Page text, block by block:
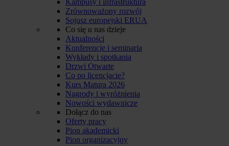
Zrównoważony rozwój
Sojusz europejski ERUA
Co się u nas dzieje
Aktualności
Konferencje i seminaria
Wykłady i spotkania
Drzwi Otwarte
Co po licencjacie?
Kurs Matura 2026
Nagrody i wyróżnienia
Nowości wydawnicze
Dołącz do nas
Oferty pracy
Pion akademicki
Pion organizacyjny